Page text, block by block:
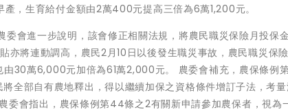
，生育給付金額由2萬400元提高三倍為6萬1,200元。
會進一步說明，該會修正相關法規，將農民職災保險月投保
將連動調高，農民2月10日以後發生職災事故，農民職災保
30萬6,000元加倍為61萬2,000元。 農委會補充，農保條例
全部自有農地釋出，得以繼續加保之資格條件增訂子法，考
委會指出，農保條例第44條之2有關新申請參加農保者，視為